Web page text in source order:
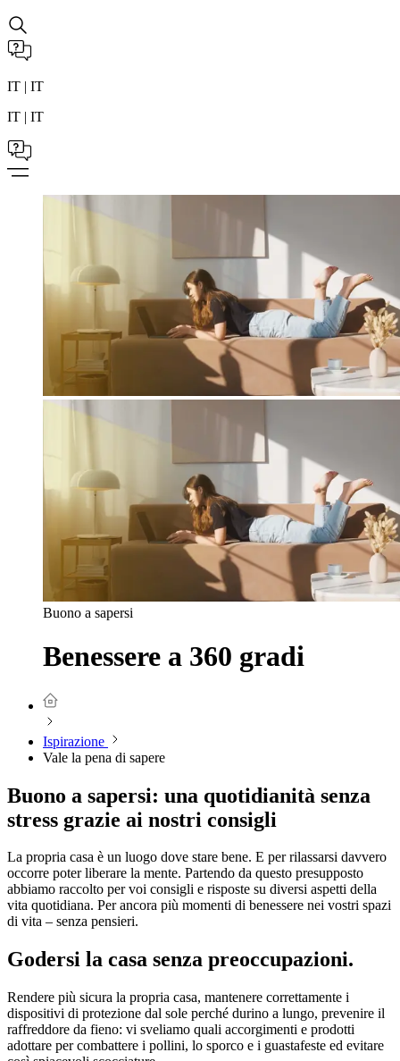
IT | IT
IT | IT
Buono a sapersi
Benessere a 360 gradi
Ispirazione
Vale la pena di sapere
Buono a sapersi: una quotidianità senza
stress grazie ai nostri consigli
La propria casa è un luogo dove stare bene. E per rilassarsi davvero
occorre poter liberare la mente. Partendo da questo presupposto
abbiamo raccolto per voi consigli e risposte su diversi aspetti della
vita quotidiana. Per ancora più momenti di benessere nei vostri spazi
di vita – senza pensieri.
Godersi la casa senza preoccupazioni.
Rendere più sicura la propria casa, mantenere correttamente i
dispositivi di protezione dal sole perché durino a lungo, prevenire il
raffreddore da fieno: vi sveliamo quali accorgimenti e prodotti
adottare per combattere i pollini, lo sporco e i guastafeste ed evitare